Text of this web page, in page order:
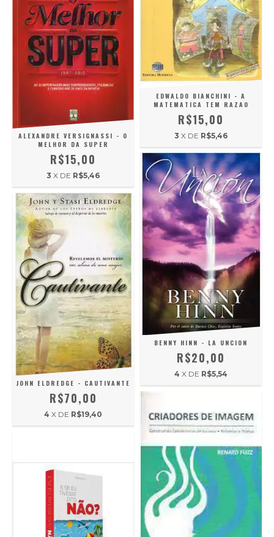
ALEXANDRE VERSIGNASSI - O
MELHOR DA SUPER
R$15,00
3 X DE R$5,46
EDWALDO BIANCHINI - A
MATEMATICA TEM RAZAO
R$15,00
3 X DE R$5,46
JOHN ELDREDGE - CAUTIVANTE
R$70,00
4 X DE R$19,40
BENNY HINN - LA UNCION
R$20,00
4 X DE R$5,54